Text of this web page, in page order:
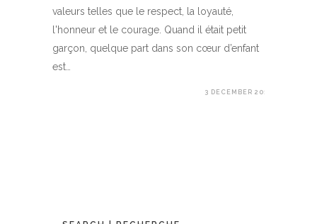
valeurs telles que le respect, la loyauté,
l'honneur et le courage. Quand il était petit
garçon, quelque part dans son cœur d’enfant
est…
3 DECEMBER 2017